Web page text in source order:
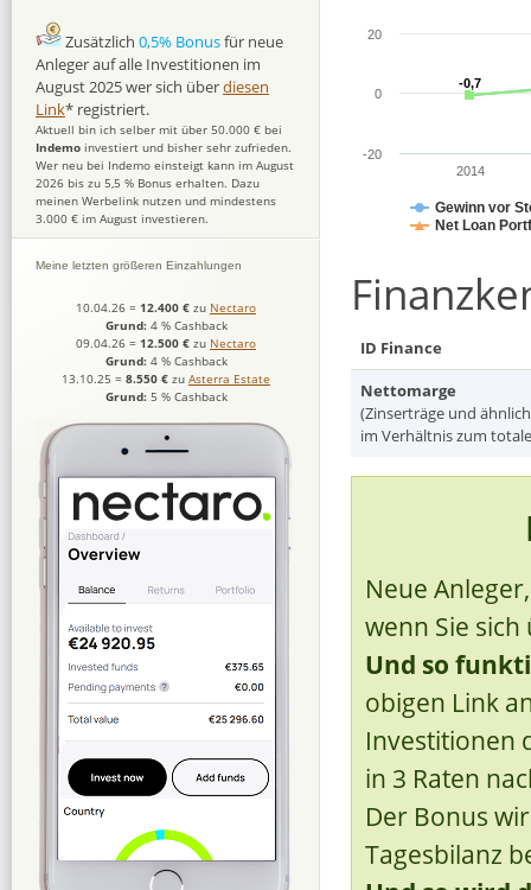
-0,7
-0,7
Gewinn vor
Net Loan
2014
-20
0
20
ID Finance
Nettomarge
(Zinserträge und
im Verhältnis zum
Neue
wenn Sie
Und so
obigen Link
Investitionen
in 3 Raten
Der Bonus
Tagesbilanz
Zusätzlich 0,5% Bonusfür neue
Anleger auf alle Investitionen im
August 2025 wer sich überdiesen
Link* registriert.
Aktuell bin ich selber mit über 50.000 € bei
Indemo investiert und bisher sehr zufrieden.
Wer neu bei Indemo einsteigt kann im August
2026 bis zu 5,5 % Bonus erhalten. Dazu
meinen Werbelink nutzen und mindestens
3.000 € im August investieren.
Meine letzten größeren Einzahlungen
10.04.26 = 12.400 € zu Nectaro
Grund: 4 % Cashback
09.04.26 = 12.500 € zu Nectaro
Grund: 4 % Cashback
13.10.25 = 8.550 € zu Asterra Estate
Grund: 5 % Cashback